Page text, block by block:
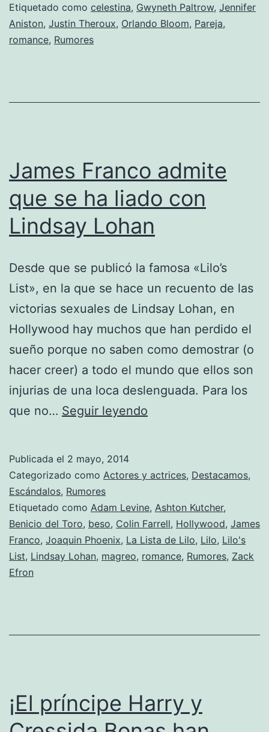
a
Etiquetado como celestina, Gwyneth Paltrow, Jennifer
Aniston, Justin Theroux, Orlando Bloom, Pareja,
romance, Rumores
James Franco admite
que se ha liado con
Lindsay Lohan
Desde que se publicó la famosa «Lilo’s
List», en la que se hace un recuento de las
victorias sexuales de Lindsay Lohan, en
Hollywood hay muchos que han perdido el
sueño porque no saben como demostrar (o
hacer creer) a todo el mundo que ellos son
injurias de una loca deslenguada. Para los
que no… Seguir leyendo
que
ha
liado
con
Publicada el 2 mayo, 2014
Categorizado como Actores y actrices, Destacamos,
Escándalos, Rumores
Etiquetado como Adam Levine, Ashton Kutcher,
Benicio del Toro, beso, Colin Farrell, Hollywood, James
Franco, Joaquin Phoenix, La Lista de Lilo, Lilo, Lilo's
List, Lindsay Lohan, magreo, romance, Rumores, Zack
Efron
¡El príncipe Harry y